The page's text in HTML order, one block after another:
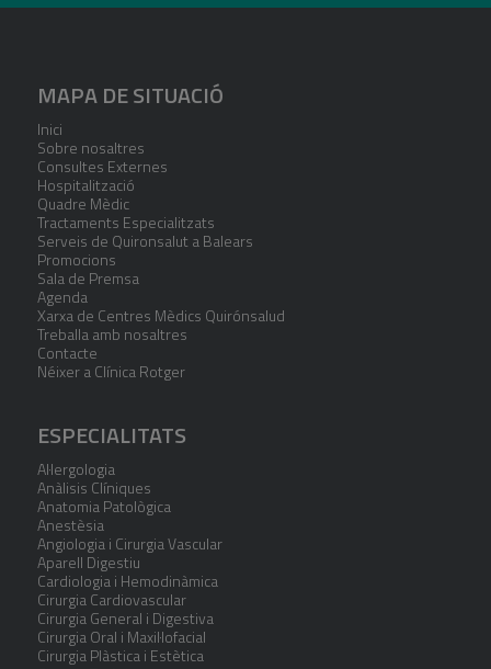
MAPA DE SITUACIÓ
Inici
Sobre nosaltres
Consultes Externes
Hospitalització
Quadre Mèdic
Tractaments Especialitzats
Serveis de Quironsalut a Balears
Promocions
Sala de Premsa
Agenda
Xarxa de Centres Mèdics Quirónsalud
Treballa amb nosaltres
Contacte
Néixer a Clínica Rotger
ESPECIALITATS
Al·lergologia
Anàlisis Clíniques
Anatomia Patològica
Anestèsia
Angiologia i Cirurgia Vascular
Aparell Digestiu
Cardiologia i Hemodinàmica
Cirurgia Cardiovascular
Cirurgia General i Digestiva
Cirurgia Oral i Maxil·lofacial
Cirurgia Plàstica i Estètica